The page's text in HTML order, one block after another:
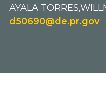
AYALA
d50690@de.pr.gov